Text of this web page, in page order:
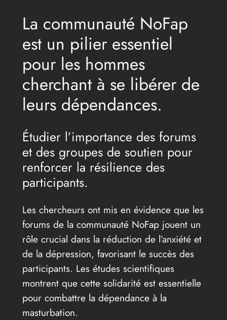
La communauté NoFap
est un pilier essentiel
pour les hommes
cherchant à se libérer de
leurs dépendances.
Étudier l’importance des forums
et des groupes de soutien pour
renforcer la résilience des
participants.
Les chercheurs ont mis en évidence que les
forums de la communauté NoFap jouent un
rôle crucial dans la réduction de l’anxiété et
de la dépression, favorisant le succès des
participants. Les études scientifiques
montrent que cette solidarité est essentielle
pour combattre la dépendance à la
masturbation.